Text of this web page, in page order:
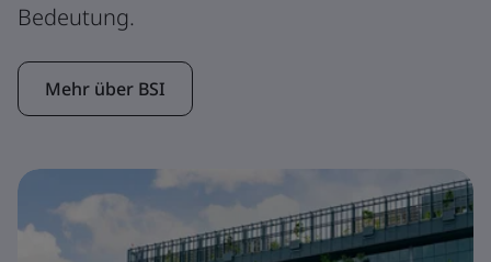
Bedeutung.
Mehr über BSI